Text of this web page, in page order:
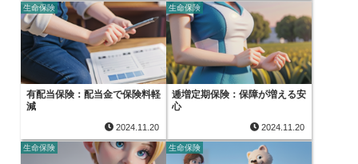
生命保険
有配当保険：配当金で保険料軽
減
2024.11.20
生命保険
逓増定期保険：保障が増える安
心
2024.11.20
生命保険 生命保険